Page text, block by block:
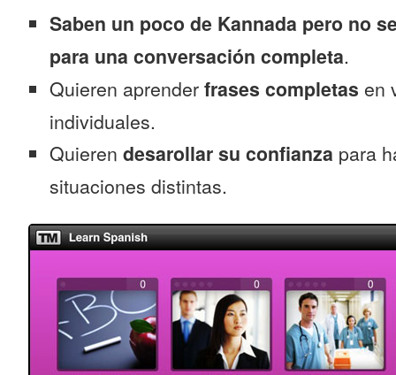
Saben un poco de Kannada pero no
para una conversación completa.
Quieren aprender frases completas en
individuales.
Quieren desarollar su confianza para
situaciones distintas.